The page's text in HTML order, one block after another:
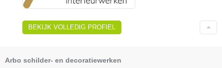
BEKIJK VOLLEDIG PROFIEL
Arbo schilder- en decoratiewerken